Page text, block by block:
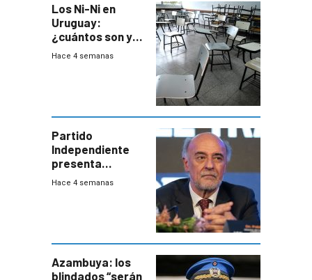
Los Ni-Ni en
Uruguay:
¿cuántos son y
en dónde están?
Hace 4 semanas
Partido
Independiente
presenta
demanda civil
Hace 4 semanas
Azambuya: los
blindados “serán